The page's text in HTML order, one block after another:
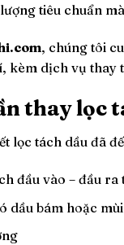
tiêu chuẩn
, chúng tôi
kèm dịch vụ thay
thay lọc
lọc tách dầu đã
đầu vào – đầu ra
dầu bám hoặc